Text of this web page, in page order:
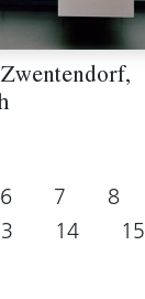
6 7 8
14 15